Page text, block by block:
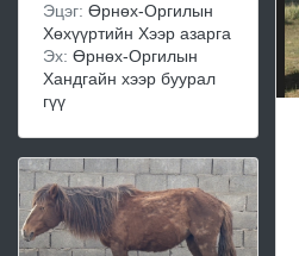
Эцэг: Өрнөх-Оргилын
Хөхүүртийн Хээр азарга
Эх: Өрнөх-Оргилын
Хандгайн хээр буурал
гүү